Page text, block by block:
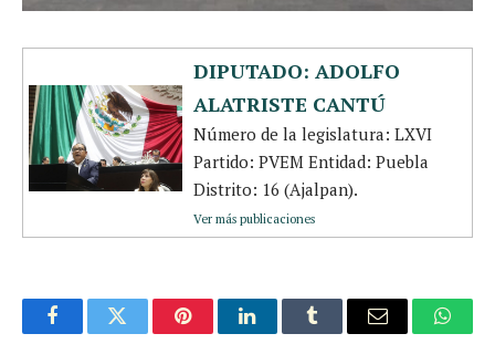
DIPUTADO: ADOLFO
ALATRISTE CANTÚ
Número de la legislatura: LXVI
Partido: PVEM Entidad: Puebla
Distrito: 16 (Ajalpan).
Ver más publicaciones
FacebookTwitter PinterestLinkedInTumblr Email